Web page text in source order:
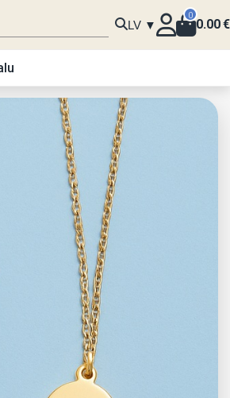
LV ▼
0
0.00€